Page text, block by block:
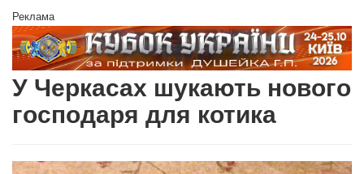
Реклама
У Черкасах шукають нового
господаря для котика